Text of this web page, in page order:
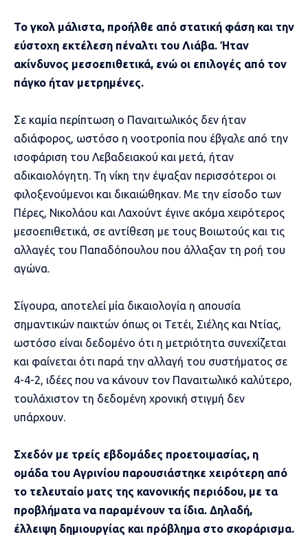
Το γκολ μάλιστα, προήλθε από στατική φάση και την
εύστοχη εκτέλεση πέναλτι του Λιάβα. Ήταν
ακίνδυνος μεσοεπιθετικά, ενώ οι επιλογές από τον
πάγκο ήταν μετρημένες.
Σε καμία περίπτωση ο Παναιτωλικός δεν ήταν
αδιάφορος, ωστόσο η νοοτροπία που έβγαλε από την
ισοφάριση του Λεβαδειακού και μετά, ήταν
αδικαιολόγητη. Τη νίκη την έψαξαν περισσότεροι οι
φιλοξενούμενοι και δικαιώθηκαν. Με την είσοδο των
Πέρες, Νικολάου και Λαχούντ έγινε ακόμα χειρότερος
μεσοεπιθετικά, σε αντίθεση με τους Βοιωτούς και τις
αλλαγές του Παπαδόπουλου που άλλαξαν τη ροή του
αγώνα.
Σίγουρα, αποτελεί μία δικαιολογία η απουσία
σημαντικών παικτών όπως οι Τετέι, Σιέλης και Ντίας,
ωστόσο είναι δεδομένο ότι η μετριότητα συνεχίζεται
και φαίνεται ότι παρά την αλλαγή του συστήματος σε
4-4-2, ιδέες που να κάνουν τον Παναιτωλικό καλύτερο,
τουλάχιστον τη δεδομένη χρονική στιγμή δεν
υπάρχουν.
Σχεδόν με τρείς εβδομάδες προετοιμασίας, η
ομάδα του Αγρινίου παρουσιάστηκε χειρότερη από
το τελευταίο ματς της κανονικής περιόδου, με τα
προβλήματα να παραμένουν τα ίδια. Δηλαδή,
έλλειψη δημιουργίας και πρόβλημα στο σκοράρισμα.